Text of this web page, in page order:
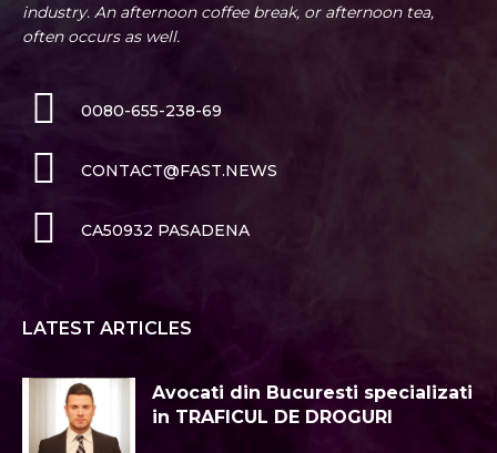
industry. An afternoon coffee break, or afternoon tea,
often occurs as well.
0080-655-238-69
CONTACT@FAST.NEWS
CA50932 PASADENA
LATEST ARTICLES
Avocati din Bucuresti specializati
in TRAFICUL DE DROGURI